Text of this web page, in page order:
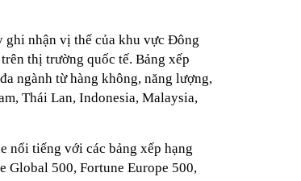
ước tính, dự báo khả năng
ghi nhận vị thế của khu vực Đông
thị trường quốc tế. Bảng xếp
ngành từ hàng không, năng lượng,
Thái Lan, Indonesia, Malaysia,
nổi tiếng với các bảng xếp hạng
Global 500, Fortune Europe 500,